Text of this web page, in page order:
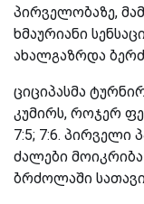
პირველობაზე,
ხმაურიანი
ახალგაზრდა
ციციპასმა
კუმირს, როჯერ
7:5; 7:6. პირველი
ძალები
ბრძოლაში